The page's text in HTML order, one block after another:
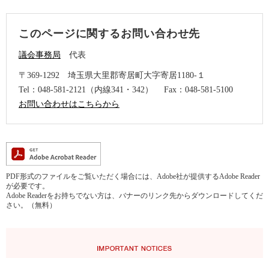
このページに関するお問い合わせ先
議会事務局 代表
〒369-1292
埼玉県大里郡寄居町大字寄居1180-１
Tel：048-581-2121（内線341・342）
Fax：048-581-5100
お問い合わせはこちらから
PDF形式のファイルをご覧いただく場合には、Adobe社が提供するAdobe Reader
が必要です。
Adobe Readerをお持ちでない方は、バナーのリンク先からダウンロードしてくだ
さい。（無料）